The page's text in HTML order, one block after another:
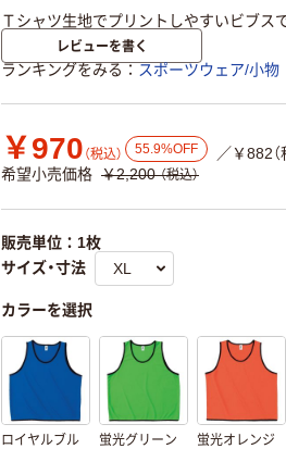
Ｔシャツ生地でプリントしやすいビブスで
レビューを書く
ランキングをみる スポーツウェア/小物
￥970 （税込） 55.9%OFF
／￥882（
希望小売価格 ￥2,200 （税込）
販売単位：1枚
サイズ・寸法
カラーを選択
ロイヤルブル
蛍光グリーン 蛍光オレンジ